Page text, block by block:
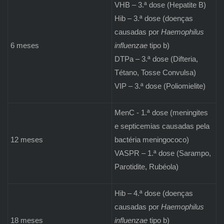
6 meses
VHB – 3.ª dose (Hepatite B)
Hib – 3.ª dose (doenças
causadas por Haemophilus
influenzaetipo b)
DTPa – 3.ª dose (Difteria,
Tétano, Tosse Convulsa)
VIP – 3.ª dose (Poliomielite)
12 meses
MenC - 1.ª dose (meningites
e septicemias causadas pela
bactéria meningococo)
VASPR – 1.ª dose (Sarampo,
Parotidite, Rubéola)
18 meses
Hib – 4.ª dose (doenças
causadas por Haemophilus
influenzaetipo b)